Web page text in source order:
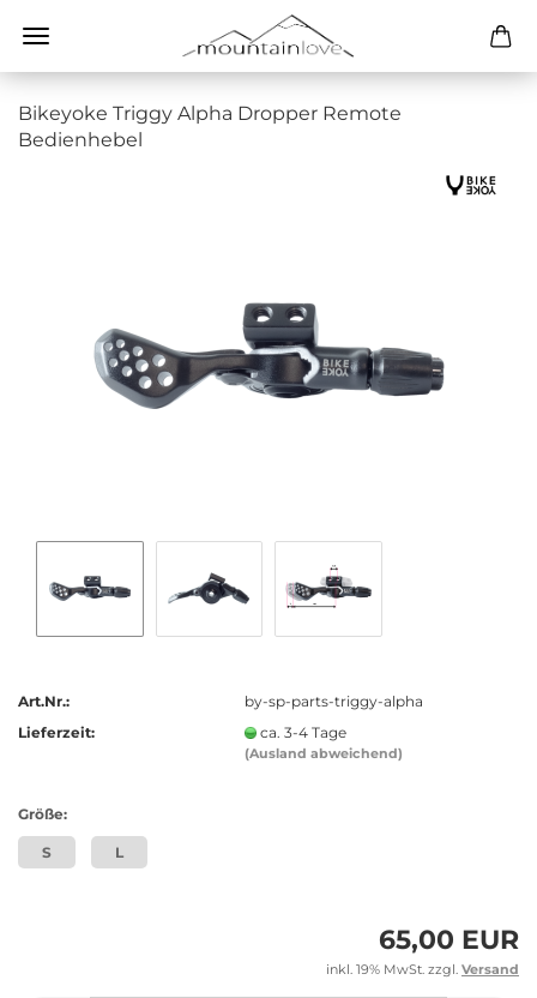
Bikeyoke Triggy Alpha Dropper Remote
Bedienhebel
Art.Nr.:
by-sp-parts-triggy-alpha
Lieferzeit:
ca. 3-4 Tage
(Ausland abweichend)
Größe:
S L
65,00 EUR
inkl. 19% MwSt. zzgl. Versand